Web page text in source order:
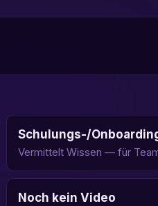
Schulungs-/
Vermittelt Wissen — für
Noch kein Video